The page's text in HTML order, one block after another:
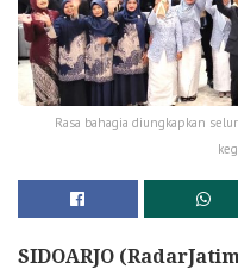
Rasa bahagia diungkapkan
SIDOARJO